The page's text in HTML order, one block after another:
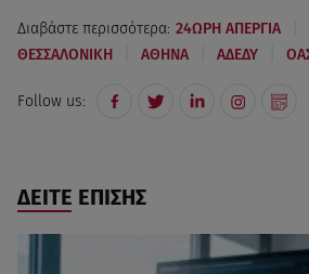
Διαβάστε περισσότερα: 24ΩΡΗ ΑΠΕΡΓΙΑ
ΘΕΣΣΑΛΟΝΙΚΗ AΘΗΝΑ ΑΔΕΔΥ
Follow us:
ΔΕΙΤΕ ΕΠΙΣΗΣ